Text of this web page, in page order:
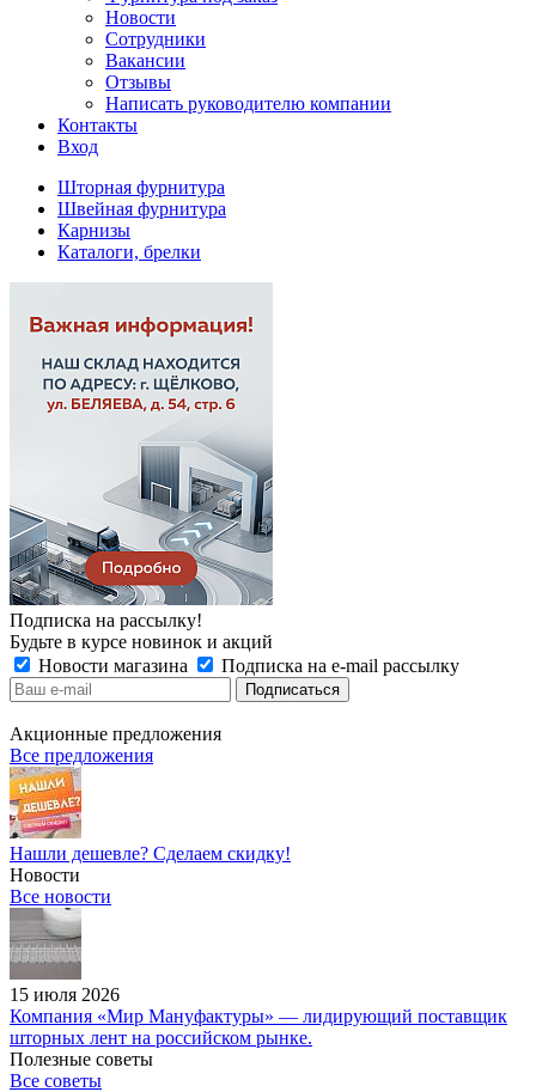
Новости
Сотрудники
Вакансии
Отзывы
Написать руководителю компании
Контакты
Вход
Шторная фурнитура
Швейная фурнитура
Карнизы
Каталоги, брелки
Подписка на рассылку!
Будьте в курсе новинок и акций
Новости магазина
Подписка на e-mail рассылку
Акционные предложения
Все предложения
Нашли дешевле? Сделаем скидку!
Новости
Все новости
15 июля 2026
Компания «Мир Мануфактуры» — лидирующий поставщик
шторных лент на российском рынке.
Полезные советы
Все советы